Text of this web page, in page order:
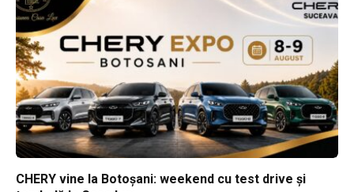
CHERY vine la Botoșani: weekend cu test drive și